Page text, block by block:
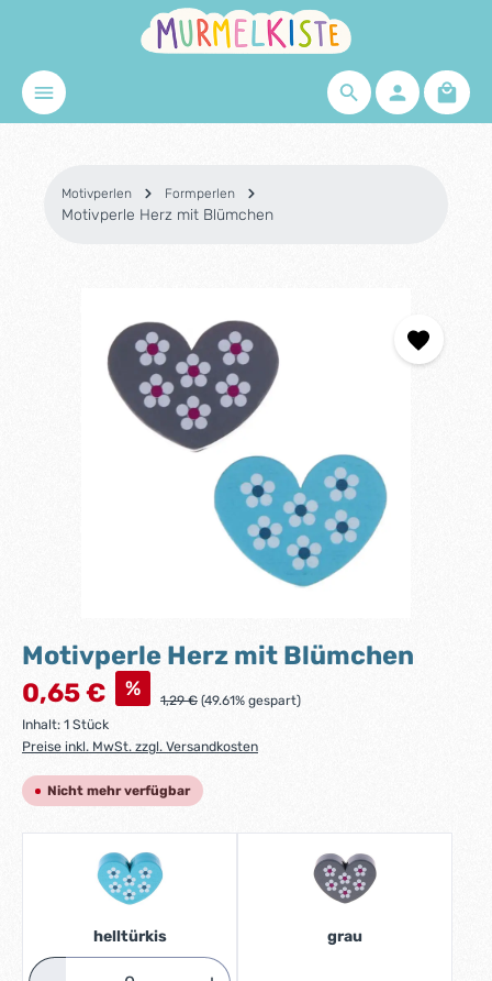
Zum Hauptinhalt springen
Motivperlen Formperlen
Motivperle Herz mit Blümchen
Motivperle Herz mit Blümchen
Verkaufspreis:
0,65 € % Regulärer Preis:
1,29 € (49.61% gespart)
Inhalt: 1 Stück
Preise inkl. MwSt. zzgl. Versandkosten
Nicht mehr verfügbar
helltürkis grau